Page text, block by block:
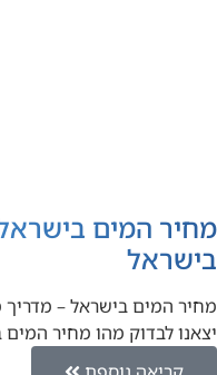
מחיר המים
בישראל
מחיר המים בישראל –
יצאנו לבדוק מהו מחיר